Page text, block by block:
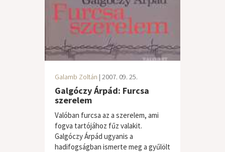
Galamb Zoltán | 2007. 09. 25.
Galgóczy Árpád: Furcsa
szerelem
Valóban furcsa az a szerelem, ami
fogva tartójához fűz valakit.
Galgóczy Árpád ugyanis a
hadifogságban ismerte meg a gyűlölt